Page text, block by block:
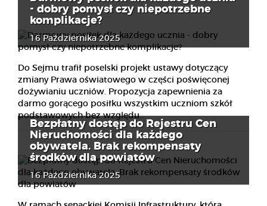
- dobry pomysł czy niepotrzebne
komplikacje?
16 Października 2025
Do Sejmu trafił poselski projekt ustawy dotyczący
zmiany Prawa oświatowego w części poświęconej
dożywianiu uczniów. Propozycja zapewnienia za
darmo gorącego posiłku wszystkim uczniom szkół
podstawowych bez względu...
Bezpłatny dostęp do Rejestru Cen
Nieruchomości dla każdego
obywatela. Brak rekompensaty
środków dla powiatów
16 Października 2025